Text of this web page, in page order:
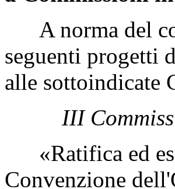
A norma del
seguenti progetti
alle sottoindicate
III
«Ratifica ed
Convenzione